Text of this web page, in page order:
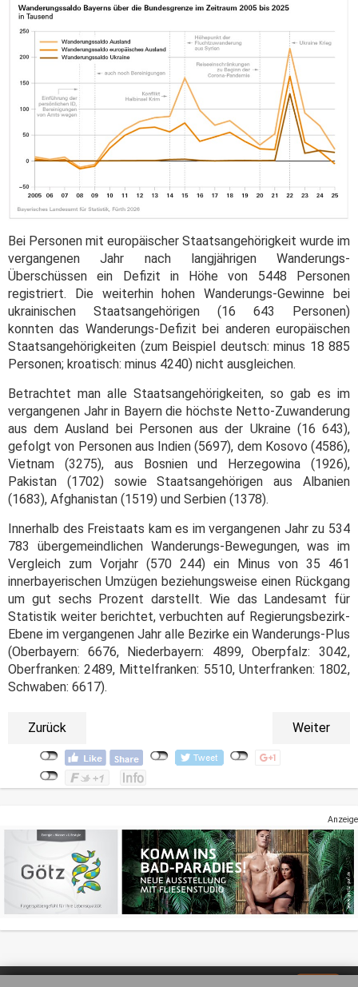
Bei Personen mit europäischer Staatsangehörigkeit wurde im
vergangenen Jahr nach langjährigen Wanderungs-
Überschüssen ein Defizit in Höhe von 5448 Personen
registriert. Die weiterhin hohen Wanderungs-Gewinne bei
ukrainischen Staatsangehörigen (16 643 Personen)
konnten das Wanderungs-Defizit bei anderen europäischen
Staatsangehörigkeiten (zum Beispiel deutsch: minus 18 885
Personen; kroatisch: minus 4240) nicht ausgleichen.
Betrachtet man alle Staatsangehörigkeiten, so gab es im
vergangenen Jahr in Bayern die höchste Netto-Zuwanderung
aus dem Ausland bei Personen aus der Ukraine (16 643),
gefolgt von Personen aus Indien (5697), dem Kosovo (4586),
Vietnam (3275), aus Bosnien und Herzegowina (1926),
Pakistan (1702) sowie Staatsangehörigen aus Albanien
(1683), Afghanistan (1519) und Serbien (1378).
Innerhalb des Freistaats kam es im vergangenen Jahr zu 534
783 übergemeindlichen Wanderungs-Bewegungen, was im
Vergleich zum Vorjahr (570 244) ein Minus von 35 461
innerbayerischen Umzügen beziehungsweise einen Rückgang
um gut sechs Prozent darstellt. Wie das Landesamt für
Statistik weiter berichtet, verbuchten auf Regierungsbezirk-
Ebene im vergangenen Jahr alle Bezirke ein Wanderungs-Plus
(Oberbayern: 6676, Niederbayern: 4899, Oberpfalz: 3042,
Oberfranken: 2489, Mittelfranken: 5510, Unterfranken: 1802,
Schwaben: 6617).
Zurück Weiter
Anzeige